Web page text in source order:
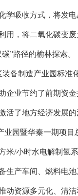
学吸收方式，将发
用，将二氧化碳变
”路径的榆林探索。
装备制造产业园标准
企业节约了前期资
活了地方经济发展
业园暨华秦一期项目
米/小时水电解制氢
生产车间、燃料电
动资源多元化、清